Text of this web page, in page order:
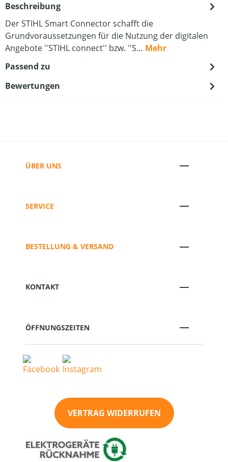
Beschreibung
Der STIHL Smart Connector schafft die
Grundvoraussetzungen für die Nutzung der digitalen
Angebote ''STIHL connect'' bzw. ''S… Mehr
Passend zu
Bewertungen
ÜBER UNS
SERVICE
BESTELLUNG & VERSAND
KONTAKT
ÖFFNUNGSZEITEN
VERTRAG WIDERRUFEN